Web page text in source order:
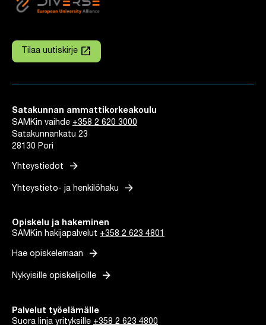
Tilaa uutiskirje
Linkki avautuu uuteen välilehteen
launch
Satakunnan ammattikorkeakoulu
SAMKin vaihde +358 2 620 3000
Satakunnankatu 23
28130 Pori
Yhteystiedot arrow_forward
Yhteystieto- ja henkilöhaku arrow_forward
Opiskelu ja hakeminen
SAMKin hakijapalvelut +358 2 623 4801
Hae opiskelemaan arrow_forward
Nykyisille opiskelijoille arrow_forward
Palvelut työelämälle
Suora linja yrityksille +358 2 623 4800